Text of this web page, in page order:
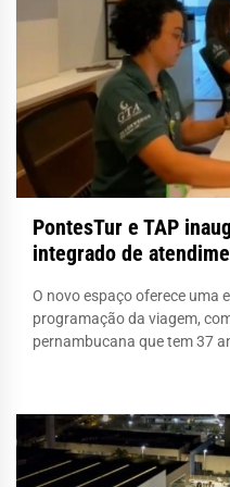
PontesTur e TAP
integrado de
O novo espaço oferece uma
programação da viagem,
pernambucana que tem 37